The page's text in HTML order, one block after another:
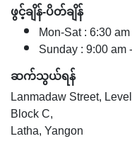
ဖွင့်ချိန်-ပိတ်ချိန်
Mon-Sat : 6:30
Sunday : 9:00 am
ဆက်သွယ်ရန်
Lanmadaw Street,
Block C,
Latha, Yangon